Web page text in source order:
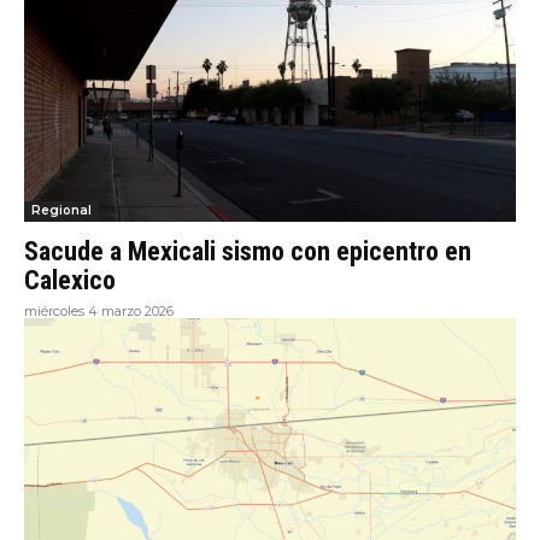
Regional
Sacude a Mexicali sismo con epicentro en
Calexico
miércoles 4 marzo 2026